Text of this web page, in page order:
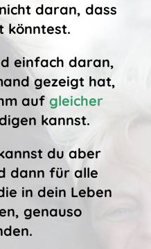
daran, dass
könntest.
einfach daran,
gezeigt hat,
aufgleicher
kannst.
du aber
dann für alle
in dein Leben
genauso